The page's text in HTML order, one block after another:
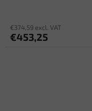
€374,59 excl. VAT
€453,25